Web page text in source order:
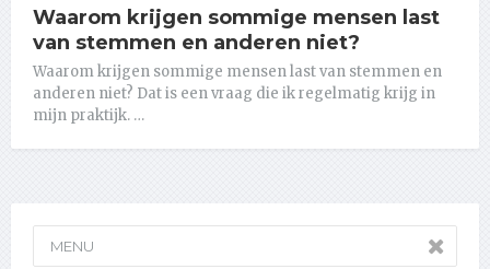
Waarom krijgen sommige mensen last
van stemmen en anderen niet?
Waarom krijgen sommige mensen last van stemmen en
anderen niet? Dat is een vraag die ik regelmatig krijg in
mijn praktijk. …
MENU